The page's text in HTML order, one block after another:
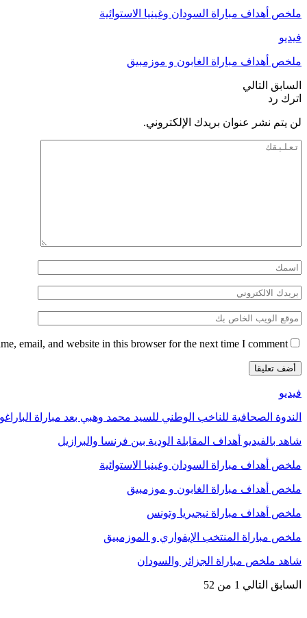
ملخص أهداف مباراة السودان وغينيا الاستوائية
فيديو
ملخص أهداف مباراة الغابون و موزمبيق
السابق التالي
اترك رد
لن يتم نشر عنوان بريدك الإلكتروني.
email, and website in this browser for the next time I comment.
فيديو
الندوة الصحافية للناخب الوطني للسيد محمد وهبي بعد مباراة
شاهد بالفيديو أهداف المقابلة الودية بين فرنسا والبرازيل
ملخص أهداف مباراة السودان وغينيا الاستوائية
ملخص أهداف مباراة الغابون و موزمبيق
ملخص أهداف مباراة نيجيريا وتونس
ملخص مباراة المنتخب الإيفواري و الموزمبيق
شاهد ملخص مباراة الجزائر والسودان
السابق التالي 1 من 52